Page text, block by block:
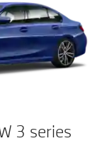
3 series